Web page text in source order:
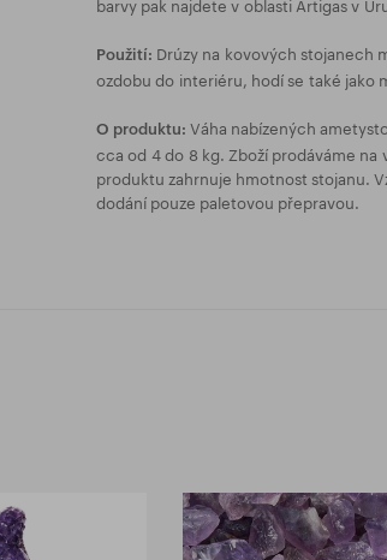
Použití: Drúzy na kovových stojanech
ozdobu do interiéru, hodí se také jako
O produktu: Váha nabízených
cca od 4 do 8 kg. Zboží prodáváme na
produktu zahrnuje hmotnost stojanu.
dodání pouze paletovou přepravou.